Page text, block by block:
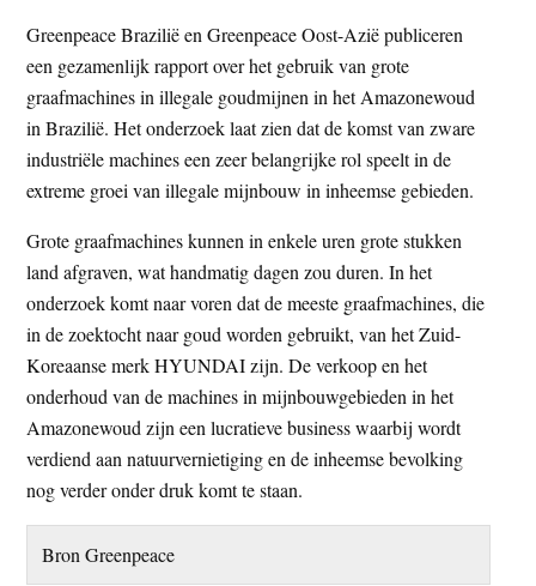
i
t
e
z
e
s
i
t
e
Greenpeace Brazilië en Greenpeace Oost-Azië publiceren
een gezamenlijk rapport over het gebruik van grote
graafmachines in illegale goudmijnen in het Amazonewoud
in Brazilië. Het onderzoek laat zien dat de komst van zware
industriële machines een zeer belangrijke rol speelt in de
extreme groei van illegale mijnbouw in inheemse gebieden.
Grote graafmachines kunnen in enkele uren grote stukken
land afgraven, wat handmatig dagen zou duren. In het
onderzoek komt naar voren dat de meeste graafmachines, die
in de zoektocht naar goud worden gebruikt, van het Zuid-
Koreaanse merk HYUNDAI zijn. De verkoop en het
onderhoud van de machines in mijnbouwgebieden in het
Amazonewoud zijn een lucratieve business waarbij wordt
verdiend aan natuurvernietiging en de inheemse bevolking
nog verder onder druk komt te staan.
Bron Greenpeace